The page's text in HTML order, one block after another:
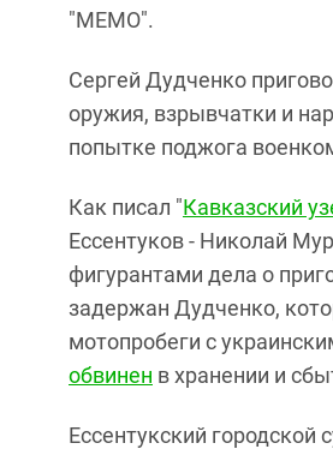
"МЕМО".
Сергей Дудченко
оружия, взрывчатки и
попытке поджога
Как писал "Кавказский
Ессентуков - Николай
фигурантами дела о
задержан Дудченко,
мотопробеги с
обвинен в хранении и
Ессентукский